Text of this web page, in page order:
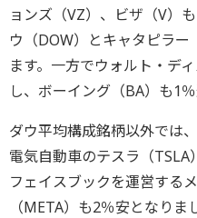
ョンズ（VZ）、ビザ（V）
ウ（DOW）とキャタピラ
ます。一方でウォルト・デ
し、ボーイング（BA）も1
ダウ平均構成銘柄以外では
電気自動車のテスラ（TSLA
フェイスブックを運営する
（META）も2％安となり